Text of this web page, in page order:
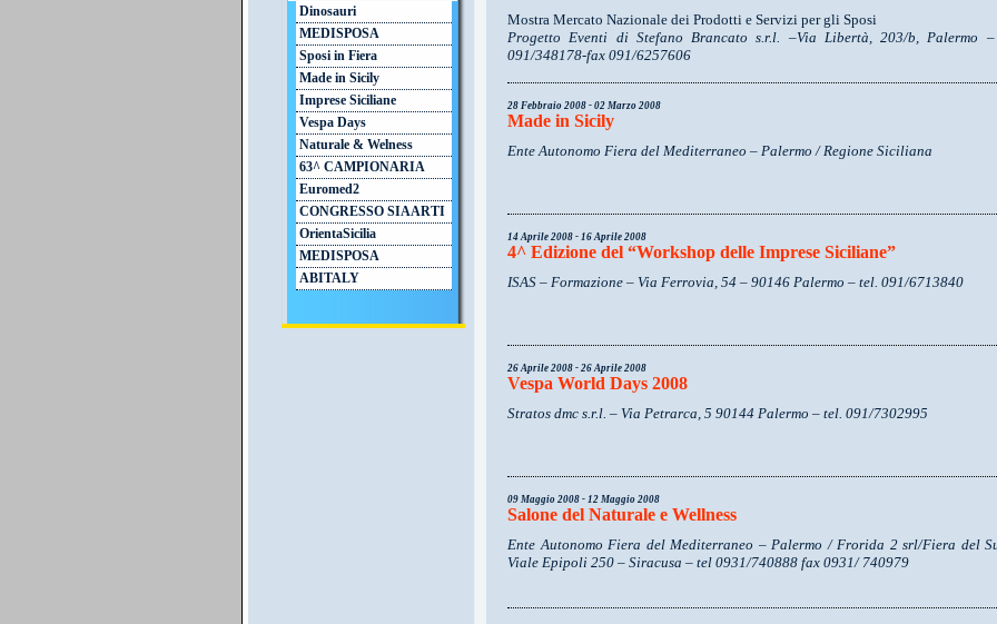
Dinosauri
MEDISPOSA
Sposi in Fiera
Made in Sicily
Imprese Siciliane
Vespa Days
Naturale & Welness
63^ CAMPIONARIA
Euromed2
CONGRESSO SIAARTI
OrientaSicilia
MEDISPOSA
ABITALY
Mostra Mercato Nazionale dei Prodotti e Servizi per gli Sposi
Progetto Eventi di Stefano Brancato s.r.l. –Via Libertà, 203/b, Palermo
091/348178-fax 091/6257606
28 Febbraio 2008 - 02 Marzo 2008
Made in Sicily
Ente Autonomo Fiera del Mediterraneo – Palermo / Regione Siciliana
14 Aprile 2008 - 16 Aprile 2008
4^ Edizione del “Workshop delle Imprese Siciliane”
ISAS – Formazione – Via Ferrovia, 54 – 90146 Palermo – tel. 091/6713840
26 Aprile 2008 - 26 Aprile 2008
Vespa World Days 2008
Stratos dmc s.r.l. – Via Petrarca, 5 90144 Palermo – tel. 091/7302995
09 Maggio 2008 - 12 Maggio 2008
Salone del Naturale e Wellness
Ente Autonomo Fiera del Mediterraneo – Palermo / Frorida 2 srl/Fiera del
Viale Epipoli 250 – Siracusa – tel 0931/740888 fax 0931/ 740979